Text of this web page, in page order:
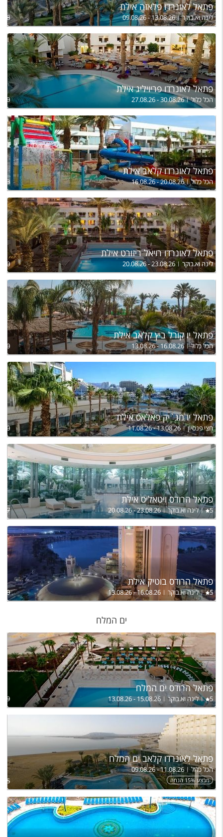
פתאל לאונרדו פלאזה אילת
לינה וא.בוקר 09.08.26 - 13.08.26
פתאל לאונרדו פריויליג אילת
הכל כלול 27.08.26 - 30.08.26
פתאל לאונרדו קלאב אילת
הכל כלול 16.08.26 - 20.08.26
פתאל לאונרדו רויאל ריזורט אילת
לינה וא.בוקר 20.08.26 - 23.08.26
פתאל יו קורל ביץ קלאב אילת
הכל כלול 13.08.26 - 16.08.26
פתאל יו מג`יק פאלאס אילת
חצי פנסיון 11.08.26 - 13.08.26
פתאל הרודס ויטאליס אילת
5 לינה וא.בוקר 20.08.26 - 23.08.26
פתאל הרודס בוטיק אילת
5 לינה וא.בוקר 13.08.26 - 16.08.26
ים המלח
פתאל הרודס ים המלח
5 לינה וא.בוקר 13.08.26 - 15.08.26
פתאל לאונרדו קלאב ים המלח
הכל כלול 09.08.26 - 11.08.26
מבצע 15% הנחה